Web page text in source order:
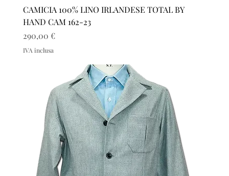
CAMICIA 100% LINO IRLANDESE TOTAL BY
HAND CAM 162-23
Prezzo
290,00 €
IVA inclusa